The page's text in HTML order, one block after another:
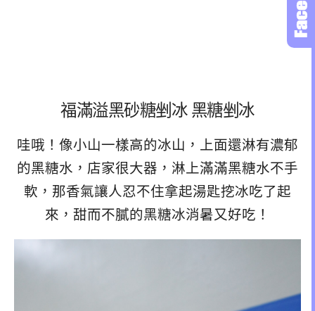
福滿溢黑砂糖剉冰 黑糖剉冰
哇哦！像小山一樣高的冰山，上面還淋有濃郁
的黑糖水，店家很大器，淋上滿滿黑糖水不手
軟，那香氣讓人忍不住拿起湯匙挖冰吃了起
來，甜而不膩的黑糖冰消暑又好吃！